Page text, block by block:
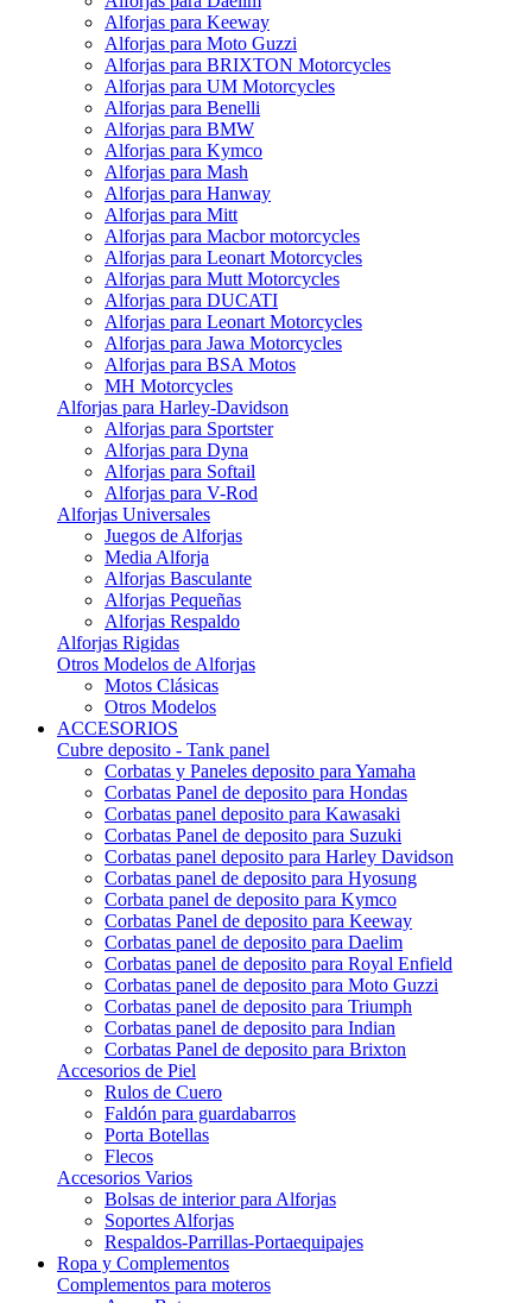
Alforjas para Keeway
Alforjas para Moto Guzzi
Alforjas para BRIXTON Motorcycles
Alforjas para UM Motorcycles
Alforjas para Benelli
Alforjas para BMW
Alforjas para Kymco
Alforjas para Mash
Alforjas para Hanway
Alforjas para Mitt
Alforjas para Macbor motorcycles
Alforjas para Leonart Motorcycles
Alforjas para Mutt Motorcycles
Alforjas para DUCATI
Alforjas para Leonart Motorcycles
Alforjas para Jawa Motorcycles
Alforjas para BSA Motos
MH Motorcycles
Alforjas para Harley-Davidson
Alforjas para Sportster
Alforjas para Dyna
Alforjas para Softail
Alforjas para V-Rod
Alforjas Universales
Juegos de Alforjas
Media Alforja
Alforjas Basculante
Alforjas Pequeñas
Alforjas Respaldo
Alforjas Rigidas
Otros Modelos de Alforjas
Motos Clásicas
Otros Modelos
ACCESORIOS
Cubre deposito - Tank panel
Corbatas y Paneles deposito para Yamaha
Corbatas Panel de deposito para Hondas
Corbatas panel deposito para Kawasaki
Corbatas Panel de deposito para Suzuki
Corbatas panel deposito para Harley Davidson
Corbatas panel de deposito para Hyosung
Corbata panel de deposito para Kymco
Corbatas Panel de deposito para Keeway
Corbatas panel de deposito para Daelim
Corbatas panel de deposito para Royal Enfield
Corbatas panel de deposito para Moto Guzzi
Corbatas panel de deposito para Triumph
Corbatas panel de deposito para Indian
Corbatas Panel de deposito para Brixton
Accesorios de Piel
Rulos de Cuero
Faldón para guardabarros
Porta Botellas
Flecos
Accesorios Varios
Bolsas de interior para Alforjas
Soportes Alforjas
Respaldos-Parrillas-Portaequipajes
Ropa y Complementos
Complementos para moteros